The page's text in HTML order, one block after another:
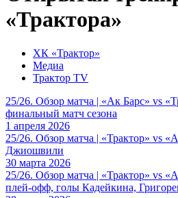
«Трактора»
ХК «Трактор»
Медиа
Трактор TV
25/26. Обзор матча | «Ак Барс» vs
финальный матч сезона
1 апреля 2026
25/26. Обзор матча | «Трактор» vs
Джиошвили
30 марта 2026
25/26. Обзор матча | «Трактор» vs
плей-офф, голы Кадейкина,